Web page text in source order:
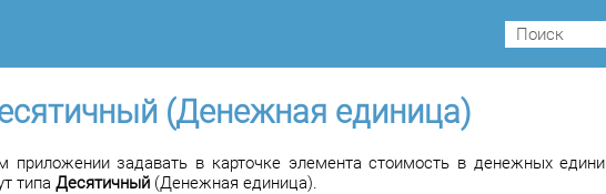
(Денежная единица)
приложении задавать в карточке элемента стоимость в денежных
типа Десятичный(Денежная единица).